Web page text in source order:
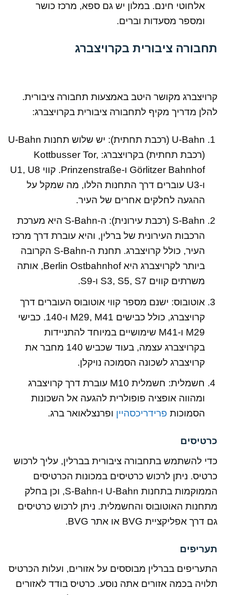
אלחוטי חינם. במלון יש גם ספא, מרכז כושר
ומספר מסעדות וברים.
תחבורה ציבורית בקרויצברג
קרויצברג מקושר היטב באמצעות תחבורה ציבורית.
להלן מדריך מקיף לתחבורה ציבורית בקרויצברג:
U-Bahn (רכבת תחתית): יש שלוש תחנות U-Bahn
(רכבת תחתית) בקרויצברג: Kottbusser Tor,
Görlitzer Bahnhof ו-Prinzenstraße. קווי U1, U8
ו-U3 עוברים דרך התחנות הללו, מה שמקל על
ההגעה לחלקים אחרים של העיר.
S-Bahn (רכבת עירונית): ה-S-Bahn היא מערכת
הרכבות העירונית של ברלין, והיא עוברת דרך מרכז
העיר, כולל קרויצברג. תחנת ה-S-Bahn הקרובה
ביותר לקרויצברג היא Berlin Ostbahnhof, אותה
משרתים קווים S3, S5, S7 ו-S9.
אוטובוס: ישנם מספר קווי אוטובוס העוברים דרך
קרויצברג, כולל כבישים M29, M41 ו-140. כבישי
M29 ו-M41 שימושיים במיוחד להתניידות
בקרויצברג עצמה, בעוד שכביש 140 מחבר את
קרויצברג לשכונה הסמוכה נויקלן.
חשמלית: חשמלית M10 עוברת דרך קרויצברג
ומהווה אופציה פופולרית להגעה אל השכונות
הסמוכות פרידריכסהיין ופרנצלאואר ברג.
כרטיסים
כדי להשתמש בתחבורה ציבורית בברלין, עליך לרכוש
כרטיס. ניתן לרכוש כרטיסים במכונות הכרטיסים
הממוקמות בתחנות U-Bahn ו-S-Bahn, וכן בחלק
מתחנות האוטובוס והחשמלית. ניתן לרכוש כרטיסים
גם דרך אפליקציית BVG או אתר BVG.
תעריפים
התעריפים בברלין מבוססים על אזורים, ועלות הכרטיס
תלויה בכמה אזורים אתה נוסע. כרטיס בודד לאזורים